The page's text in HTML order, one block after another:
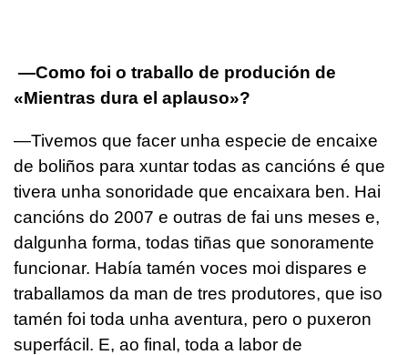
—Como foi o traballo de produción de
«Mientras dura el aplauso»?
—Tivemos que facer unha especie de encaixe
de boliños para xuntar todas as cancións é que
tivera unha sonoridade que encaixara ben. Hai
cancións do 2007 e outras de fai uns meses e,
dalgunha forma, todas tiñas que sonoramente
funcionar. Había tamén voces moi dispares e
traballamos da man de tres produtores, que iso
tamén foi toda unha aventura, pero o puxeron
superfácil. E, ao final, toda a labor de